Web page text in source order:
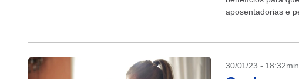
aposentadorias e
30/01/23 - 18:32min